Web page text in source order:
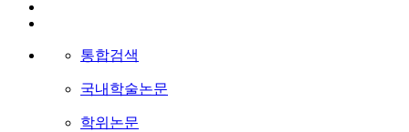
통합검색
국내학술논문
학위논문